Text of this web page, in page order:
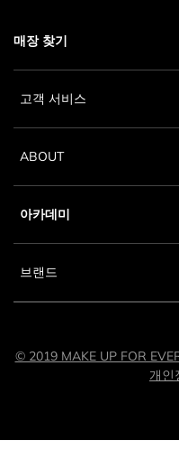
매장 찾기
고객 서비스
ABOUT
아카데미
브랜드
© 2019 MAKE UP FOR
개인